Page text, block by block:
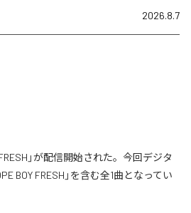
2026.8.7
」が配信開始された。今回デジタ
BOY FRESH」を含む全1曲となってい